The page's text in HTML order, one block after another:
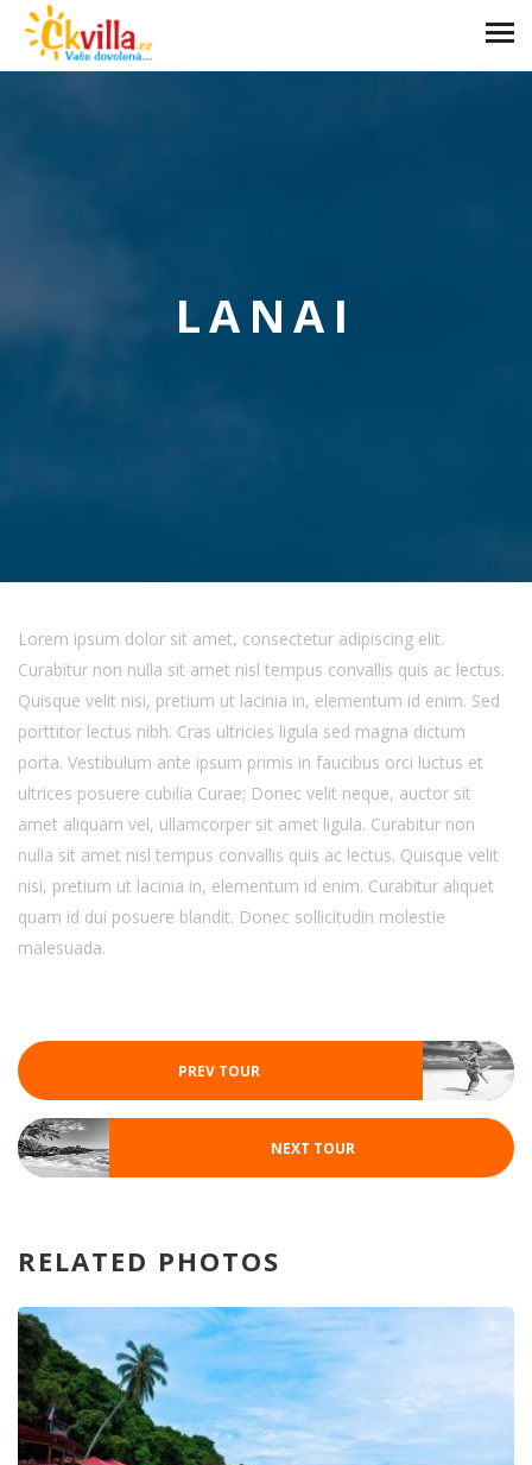
LANAI
Lorem ipsum dolor sit amet, consectetur adipiscing elit.
Curabitur non nulla sit amet nisl tempus convallis quis ac lectus.
Quisque velit nisi, pretium ut lacinia in, elementum id enim. Sed
porttitor lectus nibh. Cras ultricies ligula sed magna dictum
porta. Vestibulum ante ipsum primis in faucibus orci luctus et
ultrices posuere cubilia Curae; Donec velit neque, auctor sit
amet aliquam vel, ullamcorper sit amet ligula. Curabitur non
nulla sit amet nisl tempus convallis quis ac lectus. Quisque velit
nisi, pretium ut lacinia in, elementum id enim. Curabitur aliquet
quam id dui posuere blandit. Donec sollicitudin molestie
malesuada.
PREV TOUR
NEXT TOUR
RELATED PHOTOS